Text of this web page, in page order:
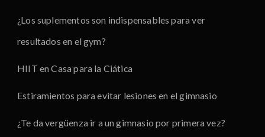
¿Los suplementos son indispensables para ver
resultados en el gym?
HIIT en Casa para la Ciática
Estiramientos para evitar lesiones en el gimnasio
¿Te da vergüenza ir a un gimnasio por primera vez?